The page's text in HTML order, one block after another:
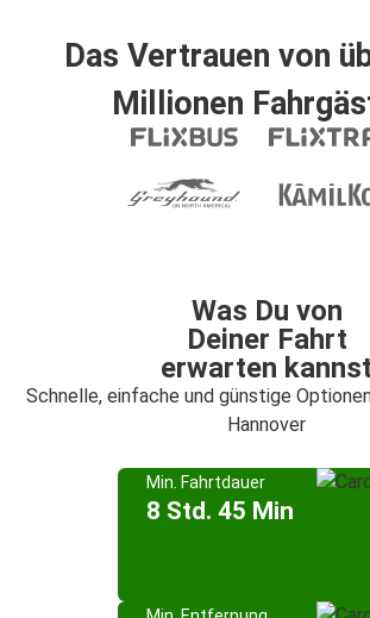
Das Vertrauen von
Millionen
Was Du von
Deiner Fahrt
erwarten kannst
Schnelle, einfache und günstige
Hannover
Min. Fahrtdauer
8 Std. 45 Min